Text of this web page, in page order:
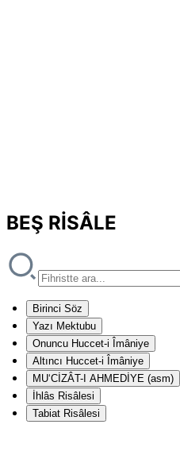
BEŞ RİSÂLE
Birinci Söz
Yazı Mektubu
Onuncu Huccet-i Îmâniye
Altıncı Huccet-i Îmâniye
MU‘CİZÂT-I AHMEDİYE (asm)
İhlâs Risâlesi
Tabiat Risâlesi